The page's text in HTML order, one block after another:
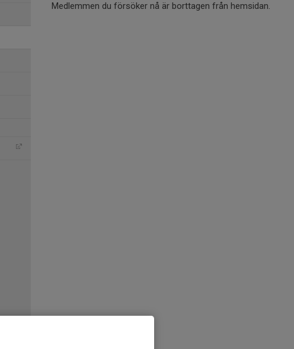
Medlemmen du försöker nå är borttagen från hemsidan.